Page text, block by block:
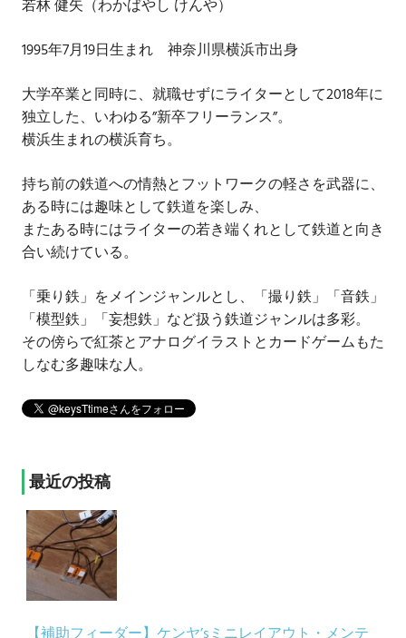
若林 健矢（わかばやし けんや）
1995年7月19日生まれ 神奈川県横浜市出身
大学卒業と同時に、就職せずにライターとして2018年に
独立した、いわゆる”新卒フリーランス”。
横浜生まれの横浜育ち。
持ち前の鉄道への情熱とフットワークの軽さを武器に、
ある時には趣味として鉄道を楽しみ、
またある時にはライターの若き端くれとして鉄道と向き
合い続けている。
「乗り鉄」をメインジャンルとし、「撮り鉄」「音鉄」
「模型鉄」「妄想鉄」など扱う鉄道ジャンルは多彩。
その傍らで紅茶とアナログイラストとカードゲームもた
しなむ多趣味な人。
最近の投稿